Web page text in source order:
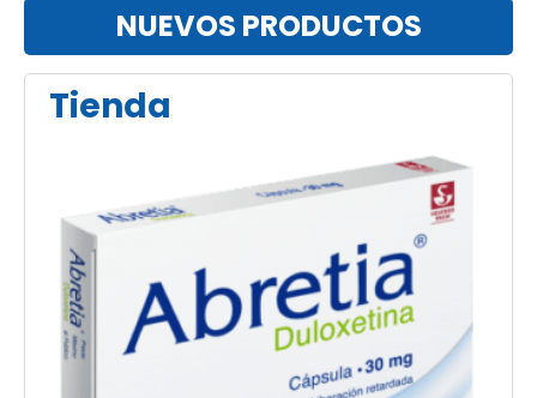
NUEVOS PRODUCTOS
Tienda